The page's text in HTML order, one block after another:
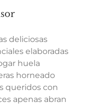
deliciosas
elaboradas
huela
horneado
queridos con
apenas abran